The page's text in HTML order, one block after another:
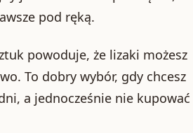
pod ręką.
powoduje, że lizaki możesz
To dobry wybór, gdy chcesz
a jednocześnie nie kupować